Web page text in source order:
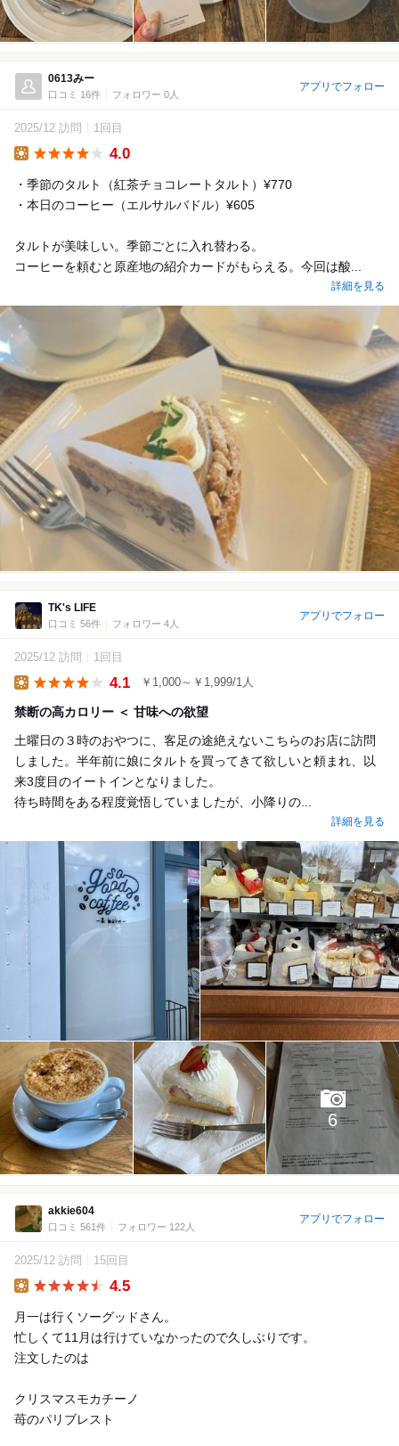
0613みー
口コミ 16件 フォロワー 0人
アプリでフォロー
2025/12 訪問 1回目
4.0
・季節のタルト（紅茶チョコレートタルト）¥770
・本日のコーヒー（エルサルバドル）¥605
タルトが美味しい。季節ごとに入れ替わる。
コーヒーを頼むと原産地の紹介カードがもらえる。今回は酸...
詳細を見る
TK's LIFE
口コミ 56件 フォロワー 4人
アプリでフォロー
2025/12 訪問 1回目
4.1 ￥1,000～￥1,999/1人
禁断の高カロリー ＜ 甘味への欲望
土曜日の３時のおやつに、客足の途絶えないこちらのお店に訪問
しました。半年前に娘にタルトを買ってきて欲しいと頼まれ、以
来3度目のイートインとなりました。
待ち時間をある程度覚悟していましたが、小降りの...
詳細を見る
6
akkie604
口コミ 561件 フォロワー 122人
アプリでフォロー
2025/12 訪問 15回目
4.5
月一は行くソーグッドさん。
忙しくて11月は行けていなかったので久しぶりです。
注文したのは
クリスマスモカチーノ
苺のパリブレスト